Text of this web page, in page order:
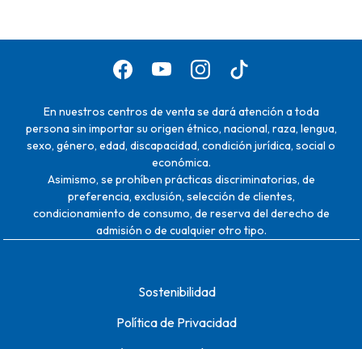
En nuestros centros de venta se dará atención a toda
persona sin importar su origen étnico, nacional, raza, lengua,
sexo, género, edad, discapacidad, condición jurídica, social o
económica.
Asimismo, se prohíben prácticas discriminatorias, de
preferencia, exclusión, selección de clientes,
condicionamiento de consumo, de reserva del derecho de
admisión o de cualquier otro tipo.
Sostenibilidad
Política de Privacidad